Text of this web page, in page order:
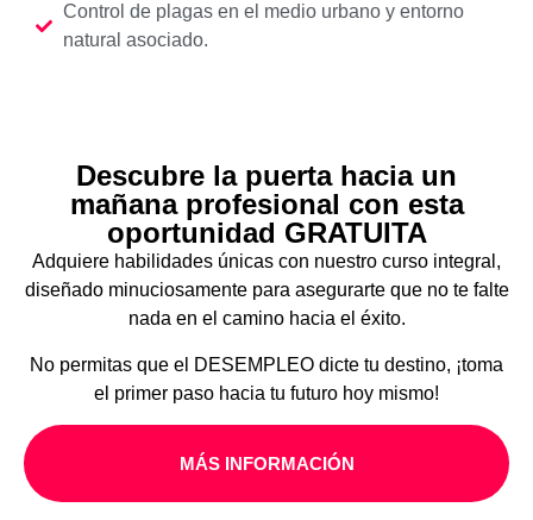
Control de plagas en el medio urbano y entorno
natural asociado.
Descubre la puerta hacia un
mañana profesional con esta
oportunidad GRATUITA
Adquiere habilidades únicas con nuestro curso integral,
diseñado minuciosamente para asegurarte que no te falte
nada en el camino hacia el éxito.
No permitas que el DESEMPLEO dicte tu destino, ¡toma
el primer paso hacia tu futuro hoy mismo!
MÁS INFORMACIÓN